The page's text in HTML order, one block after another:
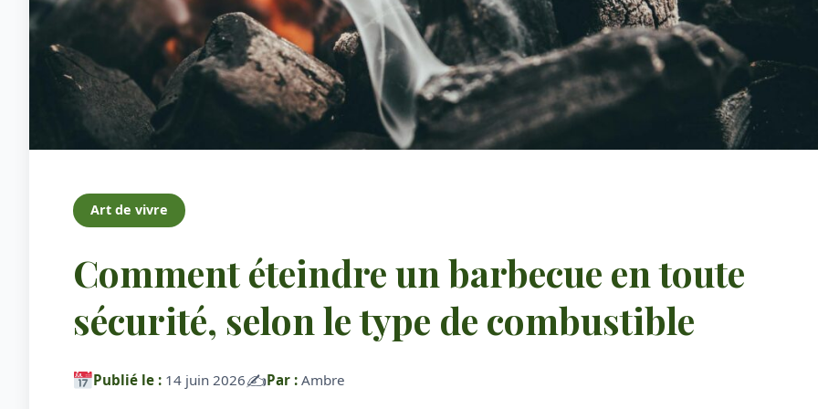
Art de vivre
Comment éteindre un barbecue en toute
sécurité, selon le type de combustible
Publié le :14 juin 2026✍️Par :Ambre